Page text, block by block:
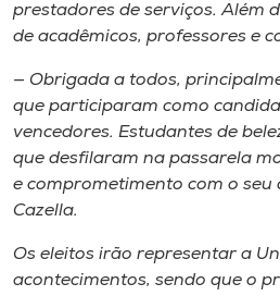
prestadores de serviços. Além
de acadêmicos, professores e
— Obrigada a todos,
que participaram como
vencedores. Estudantes de
que desfilaram na passarela
e comprometimento com o seu
Cazella.
Os eleitos irão representar a
acontecimentos, sendo que o